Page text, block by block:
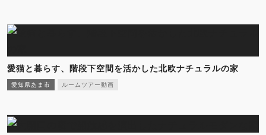
愛猫と暮らす、階段下空間を活かした北欧ナチュラルの家
愛知県あま市 ルームツアー動画